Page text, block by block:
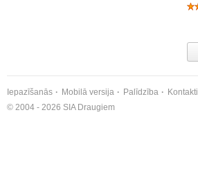
Iepazīšanās Mobilā versija Palīdzība Kontakti
© 2004 - 2026 SIA Draugiem